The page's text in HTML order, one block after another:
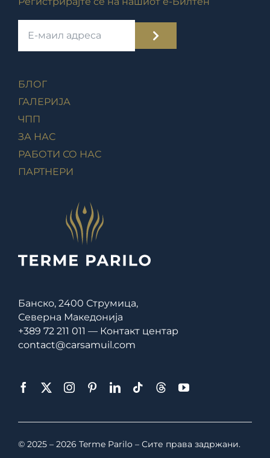
БЛОГ
ГАЛЕРИЈА
ЧПП
ЗА НАС
РАБОТИ СО НАС
ПАРТНЕРИ
Банско, 2400 Струмица,
Северна Македонија
+389 72 211 011 — Контакт центар
contact@carsamuil.com
© 2025 – 2026 Terme Parilo – Сите права задржани.